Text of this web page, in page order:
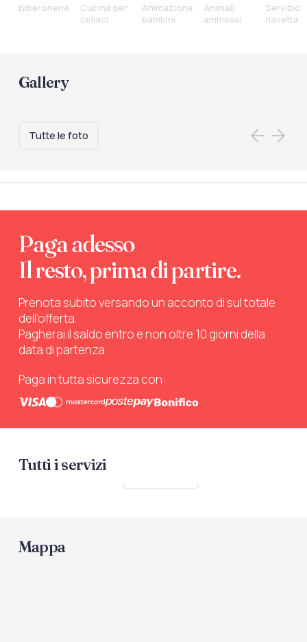
Biberoneria
Cucina per
celiaci
Animazione
bambini
Animali
ammessi
Servizio
navetta
Gallery
Tutte le foto
Paga adesso
Il resto, prima di partire.
Prenota subito versando un acconto di sul totale
dell’offerta.
Pagherai il saldo entro e non oltre 10 giorni della
data di partenza.
Paga in tutta sicurezza con:
Tutti i servizi
Mappa